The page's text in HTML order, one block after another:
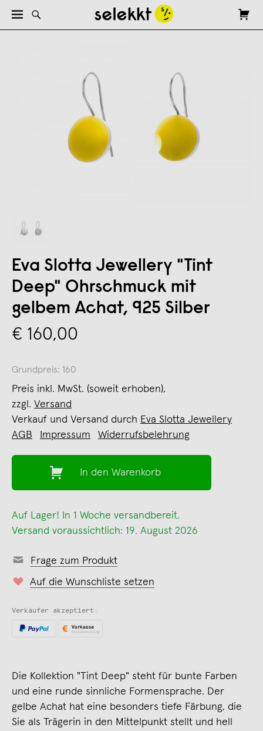
Eva Slotta Jewellery "Tint
Deep" Ohrschmuck mit
gelbem Achat, 925 Silber
€ 160,00
Grundpreis: 160
Preis inkl. MwSt. (soweit erhoben),
zzgl. Versand
Verkauf und Versand durch Eva Slotta Jewellery
AGB
Impressum Widerrufsbelehrung
In den Warenkorb
Auf Lager! In 1 Woche versandbereit.
Versand voraussichtlich: 19. August 2026
Frage zum Produkt
Auf die Wunschliste setzen
Verkäufer akzeptiert:
Die Kollektion "Tint Deep" steht für bunte Farben
und eine runde sinnliche Formensprache. Der
gelbe Achat hat eine besonders tiefe Färbung, die
Sie als Trägerin in den Mittelpunkt stellt und hell